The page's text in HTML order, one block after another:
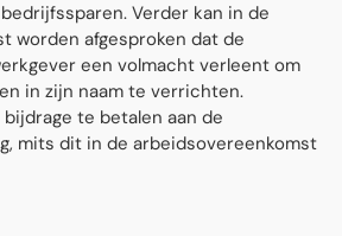
Verder kan in de
worden afgesproken dat de
een volmacht verleent om
in zijn naam te verrichten.
te betalen aan de
mits dit in de arbeidsovereenkomst